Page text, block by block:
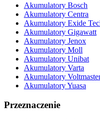
Akumulatory Bosch
Akumulatory Centra
Akumulatory Exide
Akumulatory Gigawatt
Akumulatory Jenox
Akumulatory Moll
Akumulatory Unibat
Akumulatory Varta
Akumulatory
Akumulatory Yuasa
Przeznaczenie